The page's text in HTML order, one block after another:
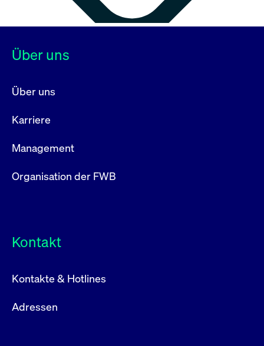
Über uns
Über uns
Karriere
Management
Organisation der FWB
Kontakt
Kontakte & Hotlines
Adressen